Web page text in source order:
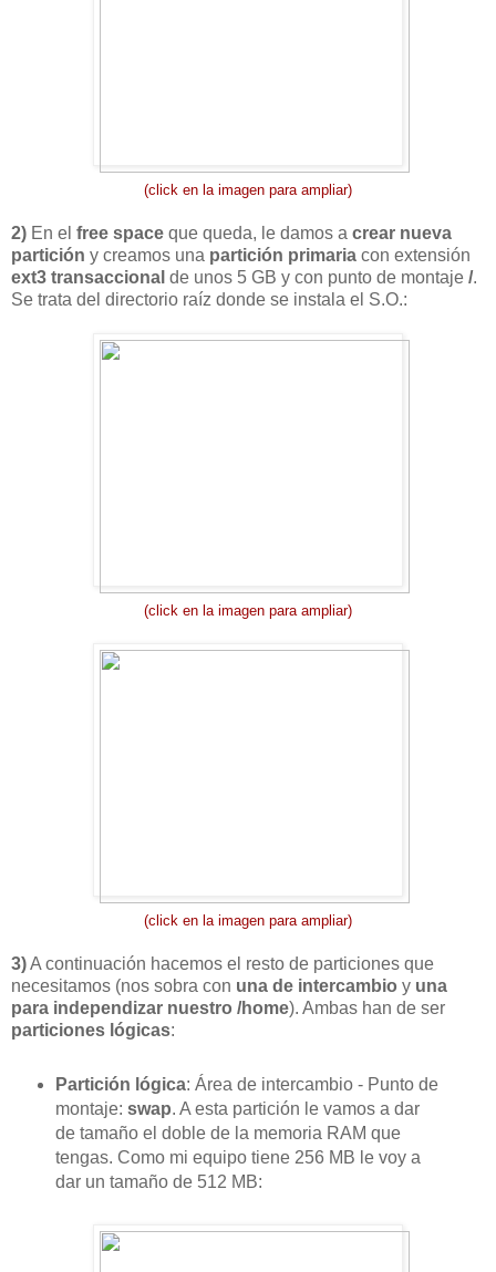
(click en la imagen para ampliar)
2) En el free space que queda, le damos a crear nueva
partición y creamos una partición primaria con extensión
ext3 transaccional de unos 5 GB y con punto de montaje /.
Se trata del directorio raíz donde se instala el S.O.:
(click en la imagen para ampliar)
(click en la imagen para ampliar)
3)A continuación hacemos el resto de particiones que
necesitamos (nos sobra con una de intercambio y una
para independizar nuestro /home). Ambas han de ser
particiones lógicas:
Partición lógica: Área de intercambio - Punto de
montaje: swap. A esta partición le vamos a dar
de tamaño el doble de la memoria RAM que
tengas. Como mi equipo tiene 256 MB le voy a
dar un tamaño de 512 MB: